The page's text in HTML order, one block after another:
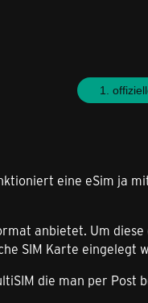
1.
eine eSim ja
anbietet. Um diese
SIM Karte eingelegt
die man per Post